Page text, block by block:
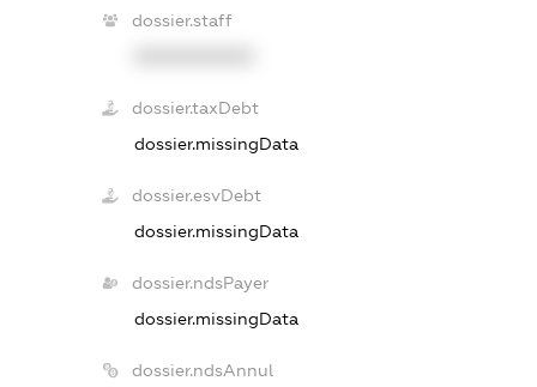
dossier.staff
dossier.taxDebt
dossier.missingData
dossier.esvDebt
dossier.missingData
dossier.ndsPayer
dossier.missingData
dossier.ndsAnnul